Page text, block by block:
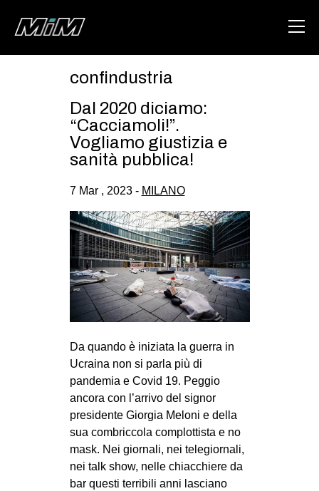
ABOUT
AREA
CSOA LAMBRETTA
MSM
STUDENTI TSUNAMI
ZAM
MOBILITAZIONI
SPAZI
SPORT POPOLARE
MOVIMENTI
AMBIENTE
ANTIFASCISMO
confindustria
Dal 2020 diciamo:
“Cacciamoli!”.
Vogliamo giustizia e
sanità pubblica!
7 Mar , 2023 - MILANO
Da quando è iniziata la guerra in
Ucraina non si parla più di
pandemia e Covid 19. Peggio
ancora con l’arrivo del signor
presidente Giorgia Meloni e della
sua combriccola complottista e no
mask. Nei giornali, nei telegiornali,
nei talk show, nelle chiacchiere da
bar questi terribili anni lasciano